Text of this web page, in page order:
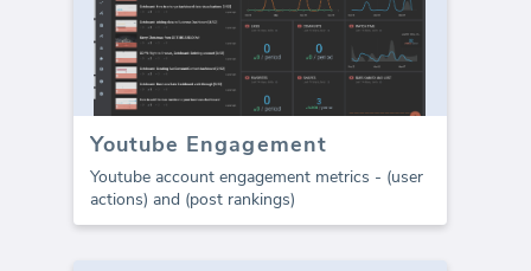
Youtube Engagement
Youtube account engagement metrics - (user
actions) and (post rankings)